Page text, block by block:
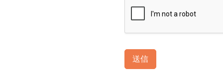
送信